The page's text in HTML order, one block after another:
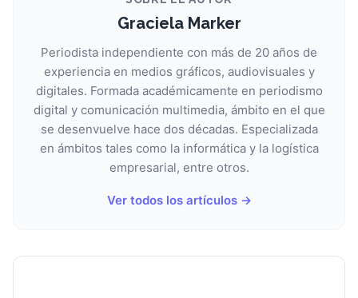
Graciela Marker
Periodista independiente con más de 20 años de
experiencia en medios gráficos, audiovisuales y
digitales. Formada académicamente en periodismo
digital y comunicación multimedia, ámbito en el que
se desenvuelve hace dos décadas. Especializada
en ámbitos tales como la informática y la logística
empresarial, entre otros.
Ver todos los artículos →